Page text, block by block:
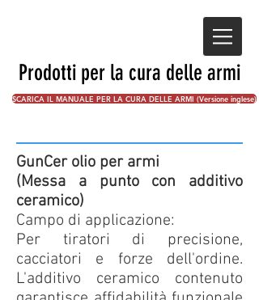
Prodotti per la cura delle armi
SCARICA IL MANUALE PER LA CURA DELLE ARMI (Versione inglese)
GunCer olio per armi
(Messa a punto con additivo
ceramico)
Campo di applicazione:
Per tiratori di precisione,
cacciatori e forze dell'ordine.
L'additivo ceramico contenuto